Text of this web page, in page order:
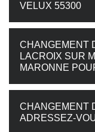
VELUX 55300
CHANGEMENT
LACROIX SUR
MARONNE
CHANGEMENT
ADRESSEZ-